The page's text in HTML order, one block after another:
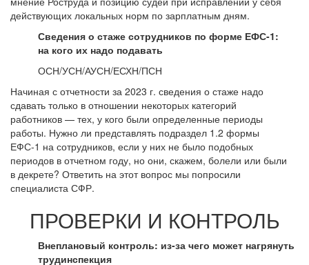
действующих локальных норм по зарплатным дням.
Сведения о стаже сотрудников по форме ЕФС-1:
на кого их надо подавать
ОСН/УСН/АУСН/ЕСХН/ПСН
Начиная с отчетности за 2023 г. сведения о стаже надо
сдавать только в отношении некоторых категорий
работников — тех, у кого были определенные периоды
работы. Нужно ли представлять подраздел 1.2 формы
ЕФС-1 на сотрудников, если у них не было подобных
периодов в отчетном году, но они, скажем, болели или были
в декрете? Ответить на этот вопрос мы попросили
специалиста СФР.
ПРОВЕРКИ И КОНТРОЛЬ
Внеплановый контроль: из-за чего может нагрянуть
трудинспекция